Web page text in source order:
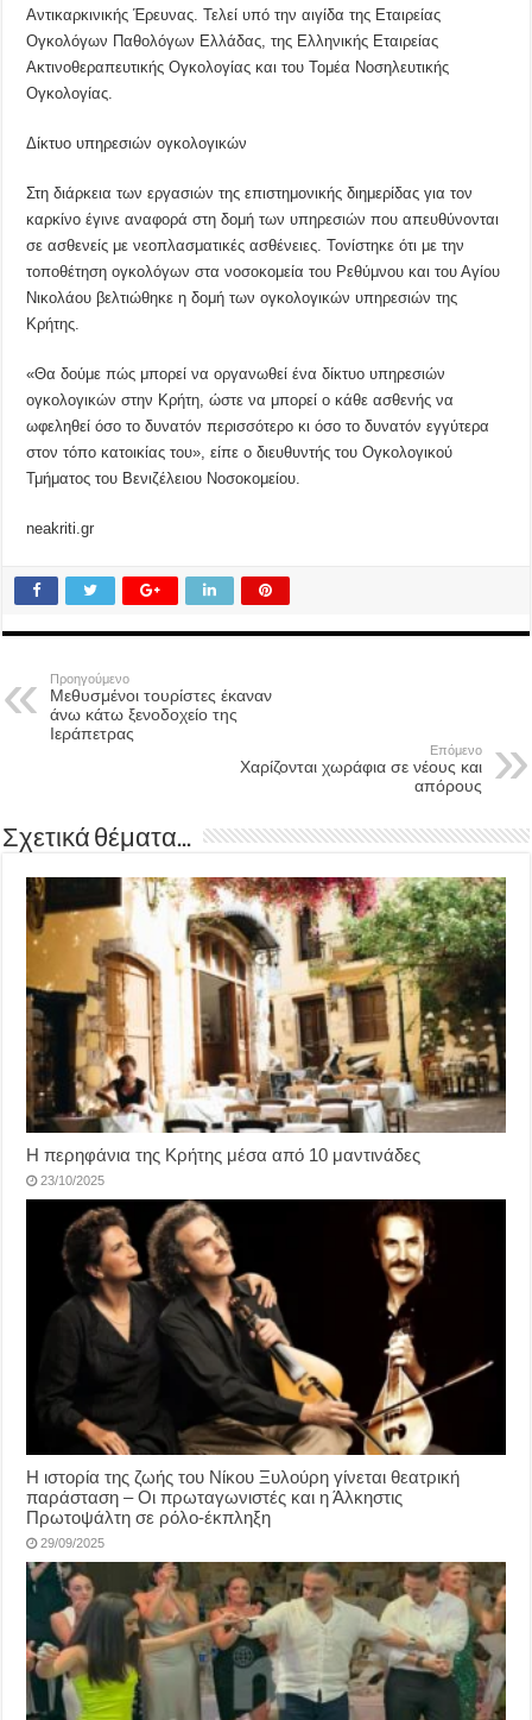
Αντικαρκινικής Έρευνας. Τελεί υπό την αιγίδα της Εταιρείας
Ογκολόγων Παθολόγων Ελλάδας, της Ελληνικής Εταιρείας
Ακτινοθεραπευτικής Ογκολογίας και του Τομέα Νοσηλευτικής
Ογκολογίας.
Δίκτυο υπηρεσιών ογκολογικών
Στη διάρκεια των εργασιών της επιστημονικής διημερίδας για τον
καρκίνο έγινε αναφορά στη δομή των υπηρεσιών που απευθύνονται
σε ασθενείς με νεοπλασματικές ασθένειες. Τονίστηκε ότι με την
τοποθέτηση ογκολόγων στα νοσοκομεία του Ρεθύμνου και του Αγίου
Νικολάου βελτιώθηκε η δομή των ογκολογικών υπηρεσιών της
Κρήτης.
«Θα δούμε πώς μπορεί να οργανωθεί ένα δίκτυο υπηρεσιών
ογκολογικών στην Κρήτη, ώστε να μπορεί ο κάθε ασθενής να
ωφεληθεί όσο το δυνατόν περισσότερο κι όσο το δυνατόν εγγύτερα
στον τόπο κατοικίας του», είπε ο διευθυντής του Ογκολογικού
Τμήματος του Βενιζέλειου Νοσοκομείου.
neakriti.gr
Προηγούμενο
Μεθυσμένοι τουρίστες έκαναν
άνω κάτω ξενοδοχείο της
Ιεράπετρας
Επόμενο
Χαρίζονται χωράφια σε νέους και
απόρους
Σχετικά θέματα...
Η περηφάνια της Κρήτης μέσα από 10 μαντινάδες
23/10/2025
Η ιστορία της ζωής του Νίκου Ξυλούρη γίνεται θεατρική
παράσταση – Οι πρωταγωνιστές και η Άλκηστις
Πρωτοψάλτη σε ρόλο-έκπληξη
29/09/2025